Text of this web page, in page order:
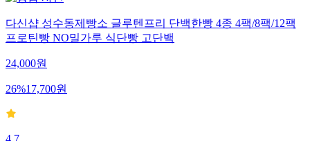
다신샵 성수동제빵소 글루텐프리 단백한빵 4종 4팩/8팩/12팩
프로틴빵 NO밀가루 식단빵 고단백
24,000원
26%17,700원
4.7